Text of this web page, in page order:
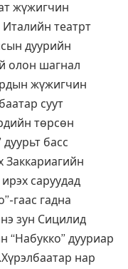
жүжигчин
Италийн театрт
дуурийн
олон шагнал
жүжигчин
суут
төрсөн
дуурьт басс
Заккариагийн
саруудад
гаас гадна
зун Сицилид
“Набукко” дууриар
нар